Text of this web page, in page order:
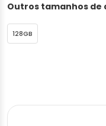
Outros tamanhos
128GB